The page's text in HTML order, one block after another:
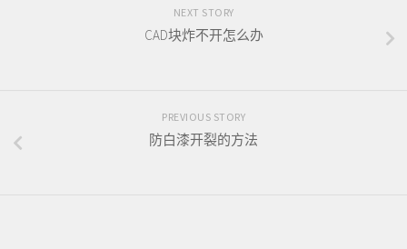
NEXT STORY
CAD块炸不开怎么办
PREVIOUS STORY
防白漆开裂的方法